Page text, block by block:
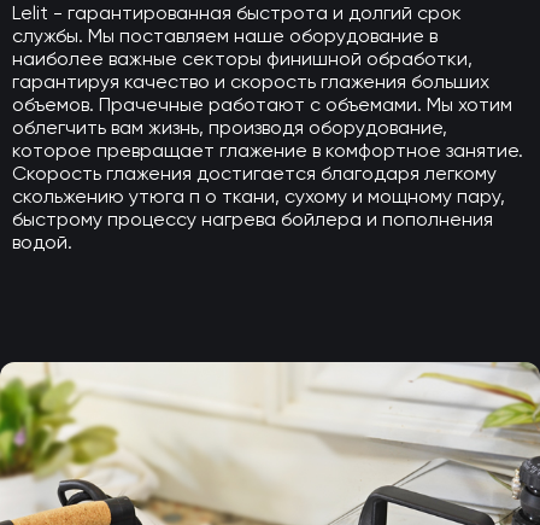
Lelit - гарантированная быстрота и долгий срок
службы. Мы поставляем наше оборудование в
наиболее важные секторы финишной обработки,
гарантируя качество и скорость глажения больших
объемов. Прачечные работают с объемами. Мы хотим
облегчить вам жизнь, производя оборудование,
которое превращает глажение в комфортное занятие.
Скорость глажения достигается благодаря легкому
скольжению утюга п о ткани, сухому и мощному пару,
быстрому процессу нагрева бойлера и пополнения
водой.